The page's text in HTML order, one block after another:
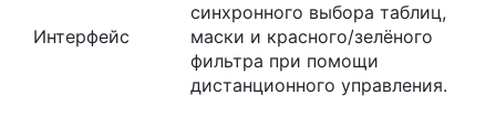
Интерфейс
синхронного выбора таблиц,
маски и красного/зелёного
фильтра при помощи
дистанционного управления.